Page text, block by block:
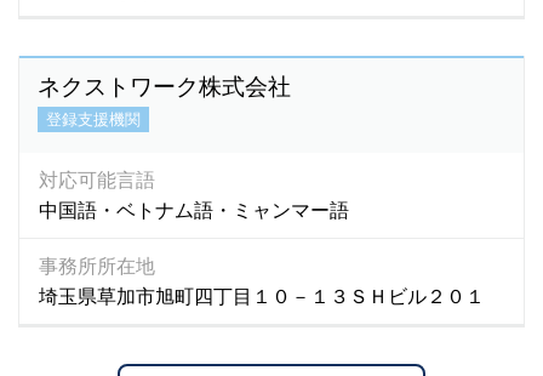
ネクストワーク株式会社
登録支援機関
対応可能言語
中国語・ベトナム語・ミャンマー語
事務所所在地
埼玉県草加市旭町四丁目１０－１３ＳＨビル２０１